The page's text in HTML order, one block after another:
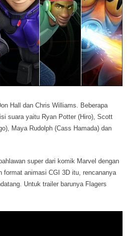
Hall dan Chris Williams. Beberapa
suara yaitu Ryan Potter (Hiro), Scott
Maya Rudolph (Cass Hamada) dan
super dari komik Marvel dengan
format animasi CGI 3D itu, rencananya
Untuk trailer barunya Flagers